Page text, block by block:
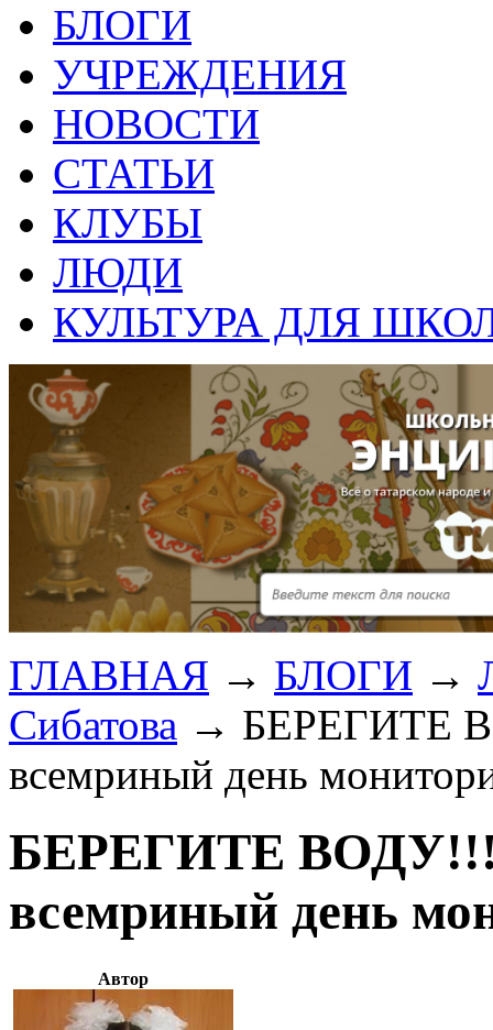
БЛОГИ
УЧРЕЖДЕНИЯ
НОВОСТИ
СТАТЬИ
КЛУБЫ
ЛЮДИ
КУЛЬТУРА ДЛЯ
ГЛАВНАЯ → БЛОГИ →
Сибатова → БЕРЕГИТЕ
всемриный день
БЕРЕГИТЕ ВОДУ!!!
всемриный день
Автор